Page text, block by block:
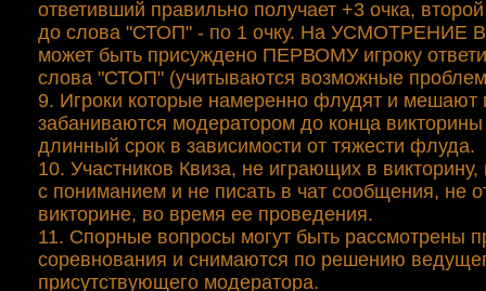
ответивший правильно получает +3 очка,
до слова "СТОП" - по 1 очку. На УСМОТРЕНИЕ
может быть присуждено ПЕРВОМУ игроку
слова "СТОП" (учитываются возможные
9. Игроки которые намеренно флудят и мешают
забаниваются модератором до конца
длинный срок в зависимости от тяжести флуда.
10. Участников Квиза, не играющих в викторину,
с пониманием и не писать в чат сообщения, не
викторине, во время ее проведения.
11. Спорные вопросы могут быть рассмотрены
соревнования и снимаются по решению
присутствующего модератора.